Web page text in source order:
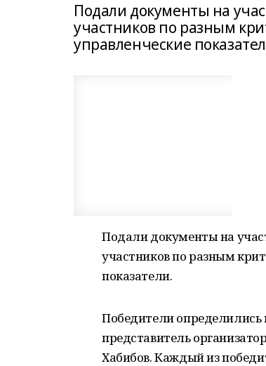
Подали документы на
участников по разным
управленческие
Подали документы на
участников по разным
показатели.
Победители
представитель
Хабибов. Каждый из